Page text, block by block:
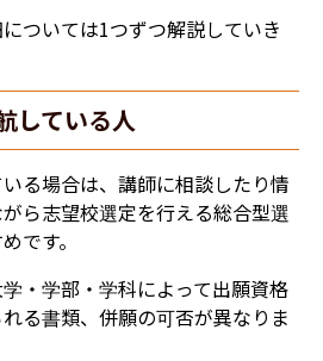
ついては1つずつ解説していき
している人
る場合は、講師に相談したり情
ら志望校選定を行える総合型選
です。
・学部・学科によって出願資格
る書類、併願の可否が異なりま